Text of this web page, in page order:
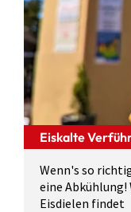
Eiskalte
Wenn's so
eine Abkühlung!
Eisdielen findet